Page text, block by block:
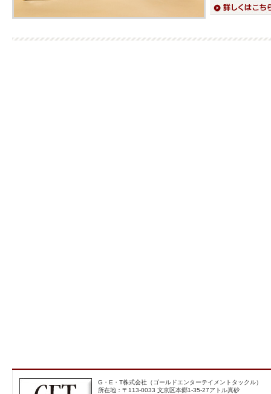
詳細はこちら
G・E・T株式会社（ゴー
ルドエンターテイメントテ
G・E・T株式会社（ゴールドエンターテイメントタックル）
所在地：〒113‐0033 文京区本郷1-35-27アトル真砂